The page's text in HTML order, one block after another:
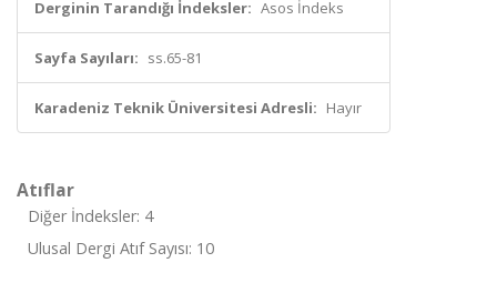
Derginin Tarandığı İndeksler: Asos İndeks
Sayfa Sayıları: ss.65-81
Karadeniz Teknik Üniversitesi Adresli: Hayır
Atıflar
Diğer İndeksler: 4
Ulusal Dergi Atıf Sayısı: 10